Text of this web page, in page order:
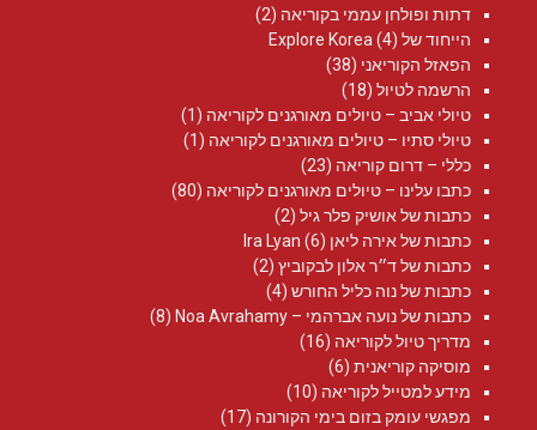
דתות ופולחן עממי בקוריאה (2)
הייחוד של Explore Korea (4)
הפאזל הקוריאני (38)
הרשמה לטיול (18)
טיולי אביב – טיולים מאורגנים לקוריאה (1)
טיולי סתיו – טיולים מאורגנים לקוריאה (1)
כללי – דרום קוריאה (23)
כתבו עלינו – טיולים מאורגנים לקוריאה (80)
כתבות של אושיק פלר גיל (2)
כתבות של אירה ליאן Ira Lyan (6)
כתבות של ד״ר אלון לבקוביץ (2)
כתבות של נוה כליל החורש (4)
כתבות של נועה אברהמי – Noa Avrahamy‏
(8)
מדריך טיול לקוריאה (16)
מוסיקה קוריאנית (6)
מידע למטייל לקוריאה (10)
מפגשי עומק בזום בימי הקורונה (17)